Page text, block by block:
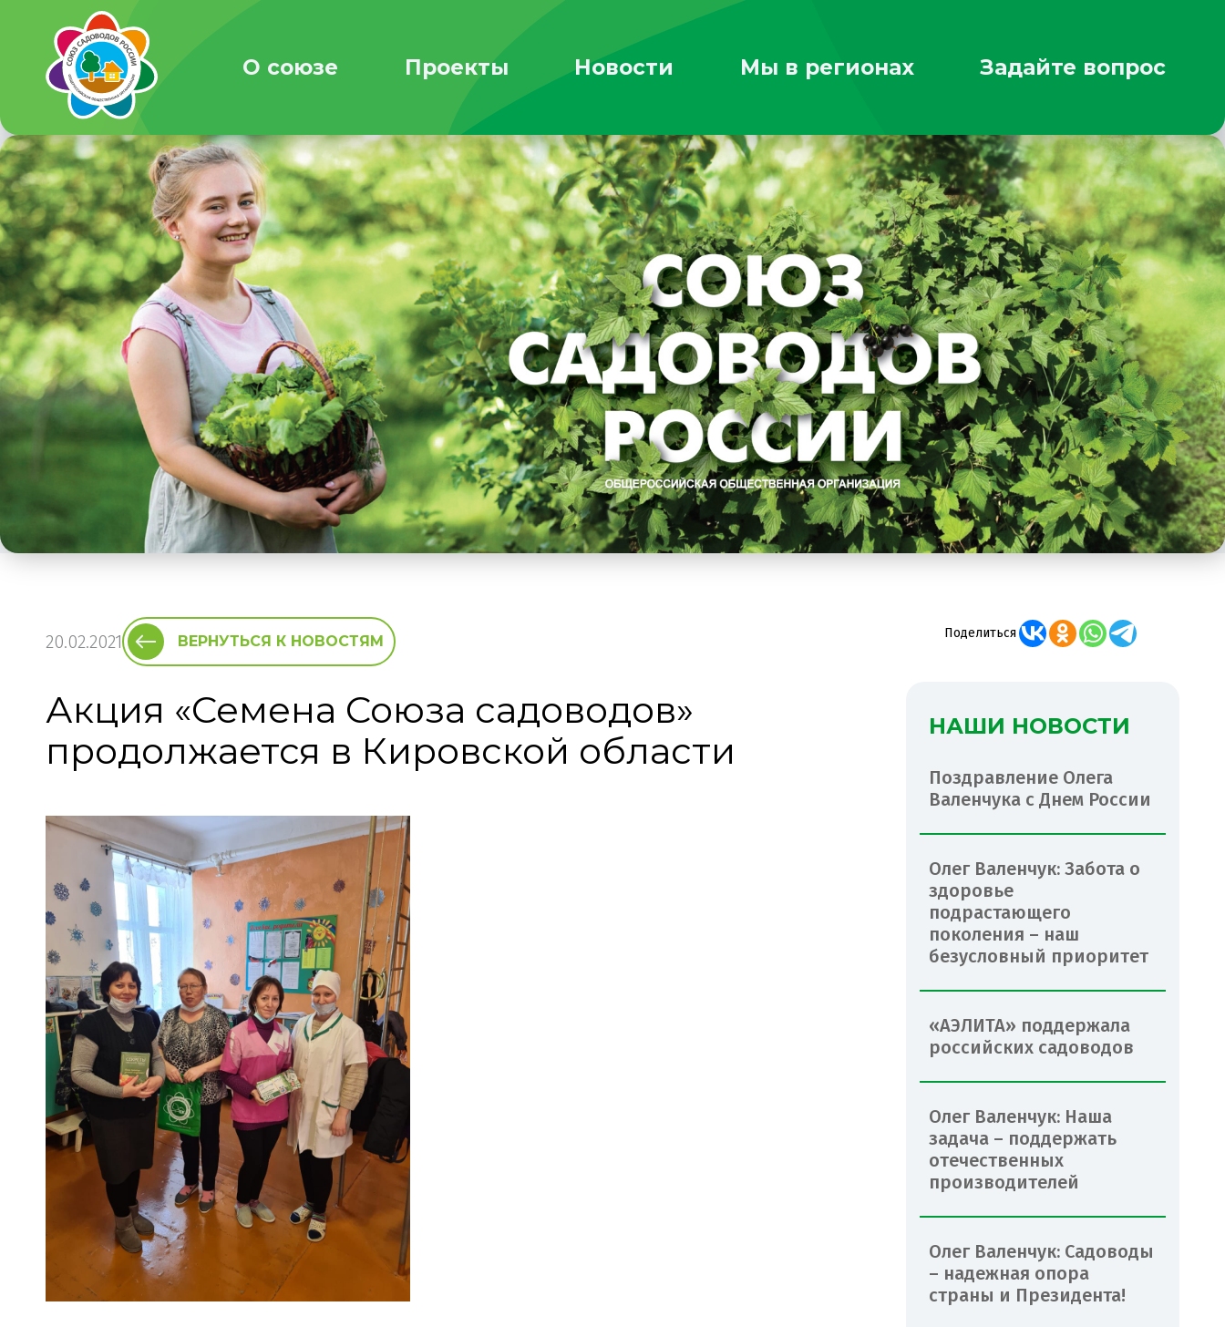
О союзе Проекты Новости Мы в регионах Задайте вопрос
20.02.2021 ВЕРНУТЬСЯ К НОВОСТЯМ
Акция «Семена Союза садоводов»
продолжается в Кировской области
Поделиться
НАШИ НОВОСТИ
Поздравление Олега
Валенчука с Днем России
Олег Валенчук: Забота о
здоровье
подрастающего
поколения – наш
безусловный приоритет
«АЭЛИТА» поддержала
российских садоводов
Олег Валенчук: Наша
задача – поддержать
отечественных
производителей
Олег Валенчук: Садоводы
– надежная опора
страны и Президента!